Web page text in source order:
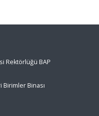
Rektörlüğü BAP
Binası